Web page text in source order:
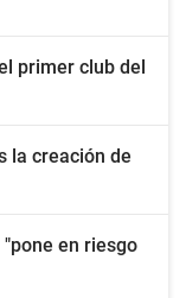
primer club del
la creación de
en riesgo